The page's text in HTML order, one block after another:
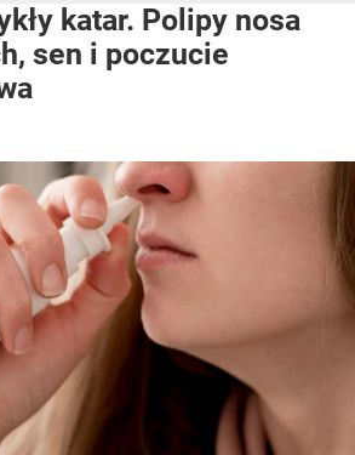
katar. Polipy nosa
sen i poczucie